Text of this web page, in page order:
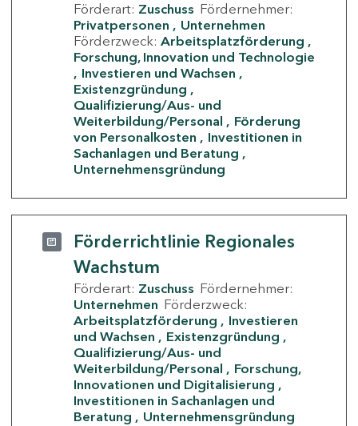
Förderart: Zuschuss Fördernehmer:
Privatpersonen
Unternehmen
Förderzweck: Arbeitsplatzförderung
Forschung, Innovation und Technologie
Investieren und Wachsen
Existenzgründung
Qualifizierung/Aus- und
Weiterbildung/Personal
Förderung
von Personalkosten
Investitionen in
Sachanlagen und Beratung
Unternehmensgründung
Förderrichtlinie Regionales
Wachstum
Förderart: Zuschuss Fördernehmer:
Unternehmen Förderzweck:
Arbeitsplatzförderung
Investieren
und Wachsen
Existenzgründung
Qualifizierung/Aus- und
Weiterbildung/Personal
Forschung,
Innovationen und Digitalisierung
Investitionen in Sachanlagen und
Beratung
Unternehmensgründung